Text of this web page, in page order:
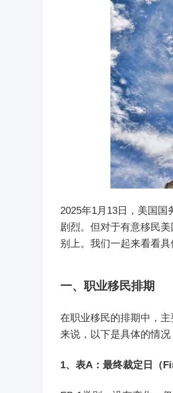
2025年1月13日，美国
剧烈。但对于有意移民
别上。我们一起来看看具
一、职业移民排期
在职业移民的排期中，
来说，以下是具体的情况
1、表A：最终裁定日（